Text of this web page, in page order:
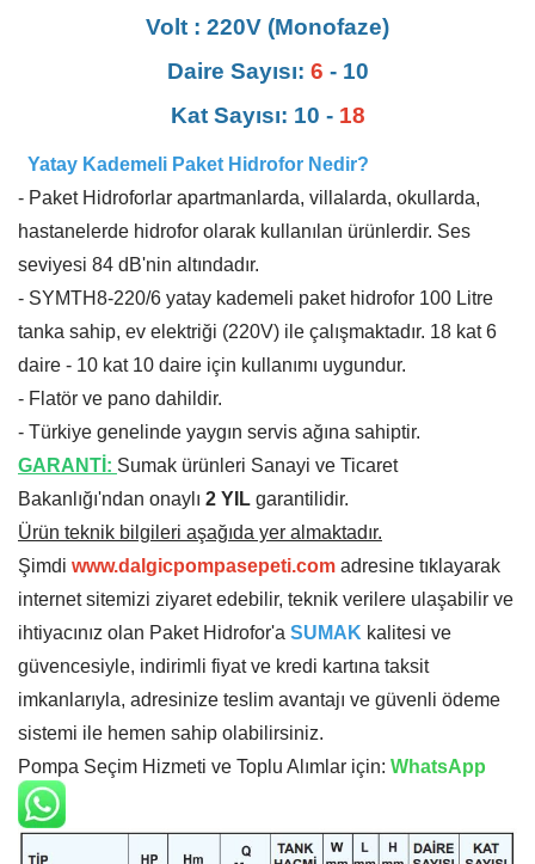
Volt : 220V (Monofaze)
Daire Sayısı: 6 - 10
Kat Sayısı: 10 - 18
Yatay Kademeli Paket Hidrofor Nedir?
- Paket Hidroforlar apartmanlarda, villalarda, okullarda,
hastanelerde hidrofor olarak kullanılan ürünlerdir. Ses
seviyesi 84 dB'nin altındadır.
- SYMTH8-220/6 yatay kademeli paket hidrofor 100 Litre
tanka sahip, ev elektriği (220V) ile çalışmaktadır. 18 kat 6
daire - 10 kat 10 daire için kullanımı uygundur.
- Flatör ve pano dahildir.
- Türkiye genelinde yaygın servis ağına sahiptir.
GARANTİ: Sumak ürünleri Sanayi ve Ticaret
Bakanlığı'ndan onaylı 2 YIL garantilidir.
Ürün teknik bilgileri aşağıda yer almaktadır.
Şimdi www.dalgicpompasepeti.com adresine tıklayarak
internet sitemizi ziyaret edebilir, teknik verilere ulaşabilir ve
ihtiyacınız olan Paket Hidrofor'a SUMAK kalitesi ve
güvencesiyle, indirimli fiyat ve kredi kartına taksit
imkanlarıyla, adresinize teslim avantajı ve güvenli ödeme
sistemi ile hemen sahip olabilirsiniz.
Pompa Seçim Hizmeti ve Toplu Alımlar için: WhatsApp